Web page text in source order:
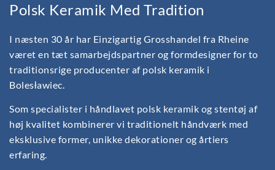
Polsk Keramik Med Tradition
I næsten 30 år har Einzigartig Grosshandel fra Rheine
været en tæt samarbejdspartner og formdesigner for to
traditionsrige producenter af polsk keramik i
Bolesławiec.
Som specialister i håndlavet polsk keramik og stentøj af
høj kvalitet kombinerer vi traditionelt håndværk med
eksklusive former, unikke dekorationer og årtiers
erfaring.